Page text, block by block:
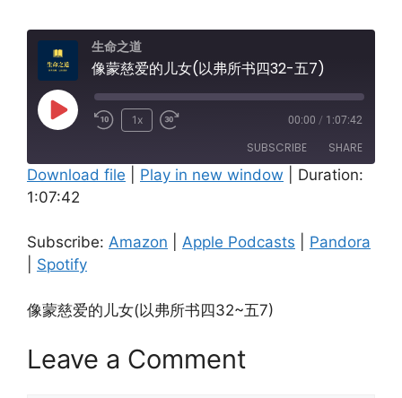
生命之道
像蒙慈爱的儿女(以弗所书四32-五7)
Play
1x 00:00 / 1:07:42
SUBSCRIBE SHARE
Amazon
RSS FEED
SHARE
LINK
EMBED
Download file Play in new window
Duration:
1:07:42
Subscribe: Amazon Apple Podcasts
Pandora
Spotify
像蒙慈爱的儿女(以弗所书四32~五7)
Leave a Comment